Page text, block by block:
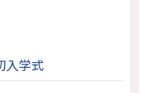
入学式